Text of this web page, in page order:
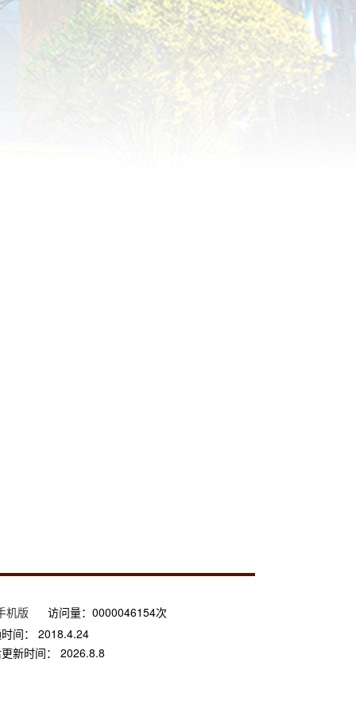
机版 访问量： 0000046154次
间： 2018.4.24
新时间： 2026.8.8